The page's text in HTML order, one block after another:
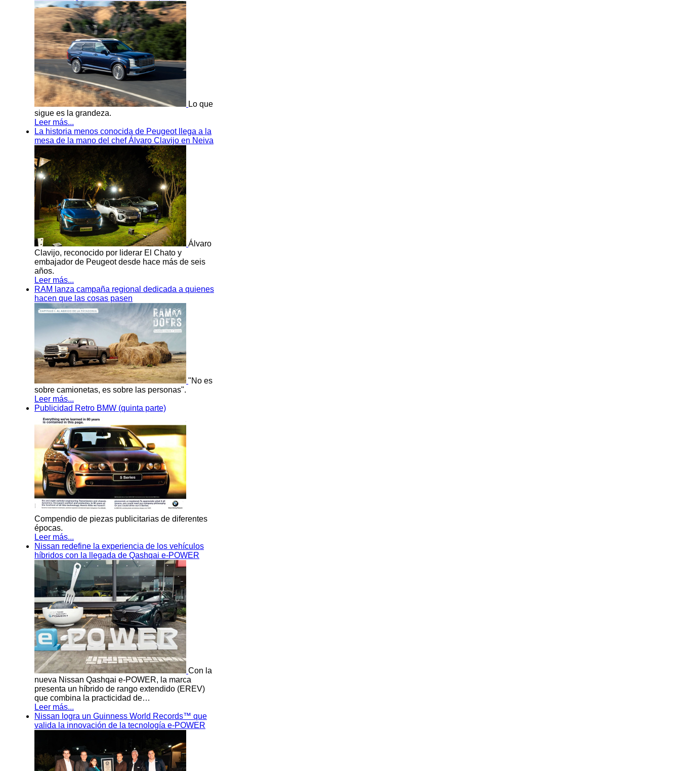
Lo que
sigue es la grandeza.
Leer más...
La historia menos conocida de Peugeot llega a la
mesa de la mano del chef Álvaro Clavijo en Neiva
Álvaro
Clavijo, reconocido por liderar El Chato y
embajador de Peugeot desde hace más de seis
años.
Leer más...
RAM lanza campaña regional dedicada a quienes
hacen que las cosas pasen
"No es
sobre camionetas, es sobre las personas".
Leer más...
Publicidad Retro BMW (quinta parte)
Compendio de piezas publicitarias de diferentes
épocas.
Leer más...
Nissan redefine la experiencia de los vehículos
híbridos con la llegada de Qashqai e-POWER
Con la
nueva Nissan Qashqai e-POWER, la marca
presenta un híbrido de rango extendido (EREV)
que combina la practicidad de…
Leer más...
Nissan logra un Guinness World Records™ que
valida la innovación de la tecnología e-POWER